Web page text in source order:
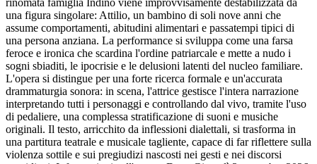
rinomata famiglia Indino viene improvvisamente destabilizzata da
una figura singolare: Attilio, un bambino di soli nove anni che
assume comportamenti, abitudini alimentari e passatempi tipici di
una persona anziana. La performance si sviluppa come una farsa
feroce e ironica che scardina l'ordine patriarcale e mette a nudo i
sogni sbiaditi, le ipocrisie e le delusioni latenti del nucleo familiare.
L'opera si distingue per una forte ricerca formale e un'accurata
drammaturgia sonora: in scena, l'attrice gestisce l'intera narrazione
interpretando tutti i personaggi e controllando dal vivo, tramite l'uso
di pedaliere, una complessa stratificazione di suoni e musiche
originali. Il testo, arricchito da inflessioni dialettali, si trasforma in
una partitura teatrale e musicale tagliente, capace di far riflettere sulla
violenza sottile e sui pregiudizi nascosti nei gesti e nei discorsi